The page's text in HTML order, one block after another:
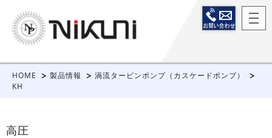
HOME 製品情報
渦流タービンポンプ（カスケードポンプ）
KH
高圧